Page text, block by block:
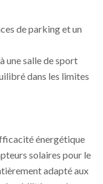
de parking et un
une salle de sport
dans les limites
énergétique
solaires pour le
adapté aux